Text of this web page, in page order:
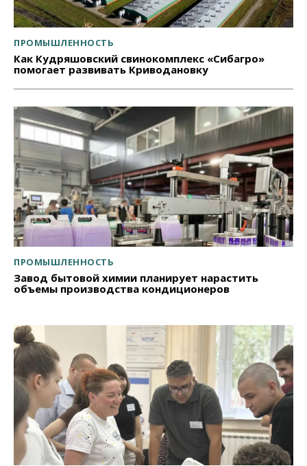
ПРОМЫШЛЕННОСТЬ
Как Кудряшовский свинокомплекс «Сибагро»
помогает развивать Криводановку
ПРОМЫШЛЕННОСТЬ
Завод бытовой химии планирует нарастить
объемы производства кондиционеров